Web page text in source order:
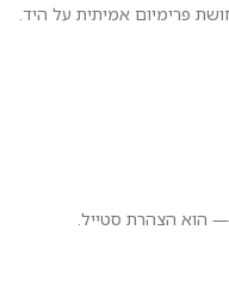
פרימיום אמיתית על היד.